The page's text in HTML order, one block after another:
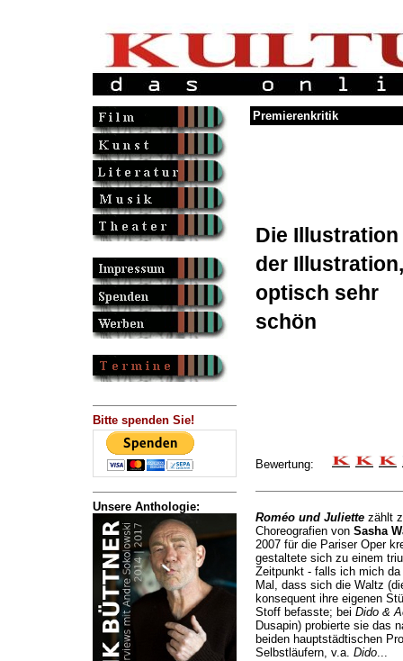
Bitte spenden Sie!
Unsere Anthologie:
Premierenkritik
Die Illustration
der Illustration,
optisch sehr
schön
Bewertung:
Roméo und Juliettezählt
Choreografien von Sasha
2007 für die Pariser Oper
gestaltete sich zu einem
Zeitpunkt - falls ich mich
Mal, dass sich die Waltz
konsequent ihre eigenen
Stoff befasste; bei Dido &
Dusapin) probierte sie das
beiden hauptstädtischen
Selbstläufern, v.a. Dido...